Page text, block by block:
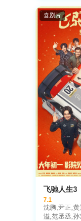
迈克尔·巴尔
林,马丁·斯
尼拔·布勒
伍德拜因,肯
利,格温妮斯
斯
喜剧片
飞驰人生3
7.1
沈腾,尹正,
溢,范丞丞,孙